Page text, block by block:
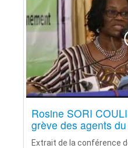
Rosine SORI
grève des agents
Extrait de la conférence